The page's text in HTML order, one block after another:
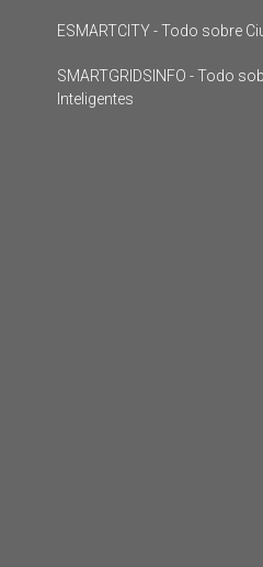
ESMARTCITY - Todo sobre
SMARTGRIDSINFO - Todo
Inteligentes